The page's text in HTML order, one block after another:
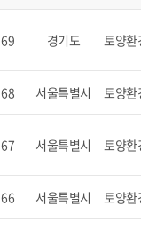
69 경기도 토양환
68 서울특별시 토양환
67 서울특별시 토양환
66 서울특별시 토양환